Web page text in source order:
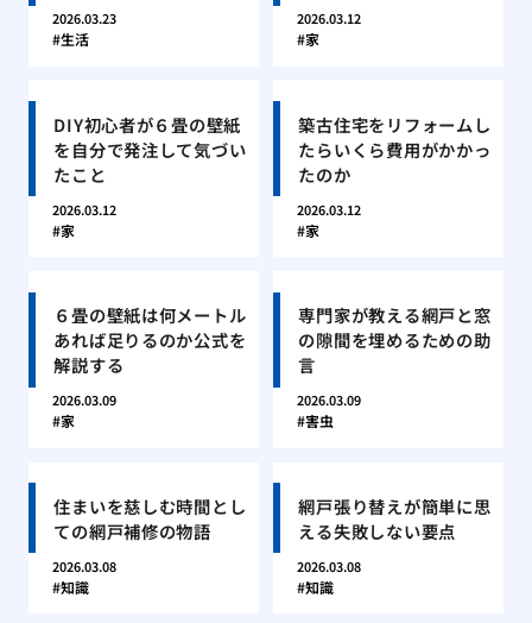
2026.03.23
生活
2026.03.12
家
DIY初心者が６畳の壁紙
を自分で発注して気づい
たこと
2026.03.12
家
築古住宅をリフォームし
たらいくら費用がかかっ
たのか
2026.03.12
家
６畳の壁紙は何メートル
あれば足りるのか公式を
解説する
2026.03.09
家
専門家が教える網戸と窓
の隙間を埋めるための助
言
2026.03.09
害虫
住まいを慈しむ時間とし
ての網戸補修の物語
2026.03.08
知識
網戸張り替えが簡単に思
える失敗しない要点
2026.03.08
知識